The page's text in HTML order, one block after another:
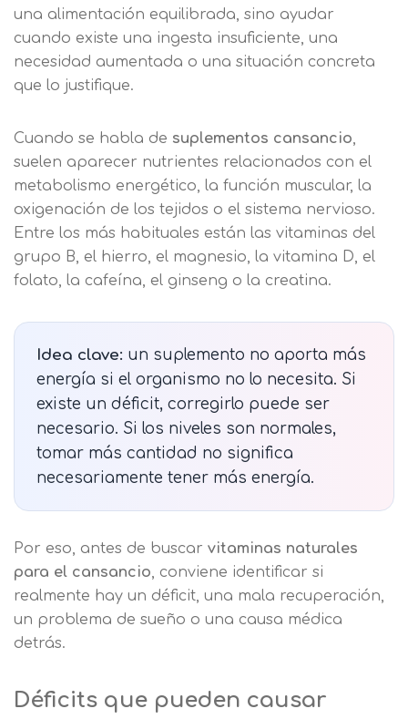
una alimentación equilibrada, sino ayudar
cuando existe una ingesta insuficiente, una
necesidad aumentada o una situación concreta
que lo justifique.
Cuando se habla de suplementos cansancio,
suelen aparecer nutrientes relacionados con el
metabolismo energético, la función muscular, la
oxigenación de los tejidos o el sistema nervioso.
Entre los más habituales están las vitaminas del
grupo B, el hierro, el magnesio, la vitamina D, el
folato, la cafeína, el ginseng o la creatina.
Idea clave: un suplemento no aporta más
energía si el organismo no lo necesita. Si
existe un déficit, corregirlo puede ser
necesario. Si los niveles son normales,
tomar más cantidad no significa
necesariamente tener más energía.
Por eso, antes de buscar vitaminas naturales
para el cansancio, conviene identificar si
realmente hay un déficit, una mala recuperación,
un problema de sueño o una causa médica
detrás.
Déficits que pueden causar